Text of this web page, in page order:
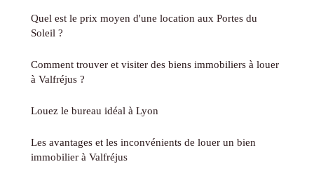
Quel est le prix moyen d'une location aux Portes du
Soleil ?
Comment trouver et visiter des biens immobiliers à louer
à Valfréjus ?
Louez le bureau idéal à Lyon
Les avantages et les inconvénients de louer un bien
immobilier à Valfréjus